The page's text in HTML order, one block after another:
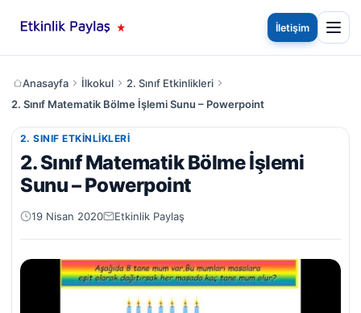
İletişim
Anasayfa İlkokul
2. Sınıf Etkinlikleri
2. Sınıf Matematik Bölme İşlemi Sunu – Powerpoint
2. SINIF ETKINLIKLERI
2. Sınıf Matematik Bölme İşlemi
Sunu – Powerpoint
19 Nisan 2020 Etkinlik Paylaş